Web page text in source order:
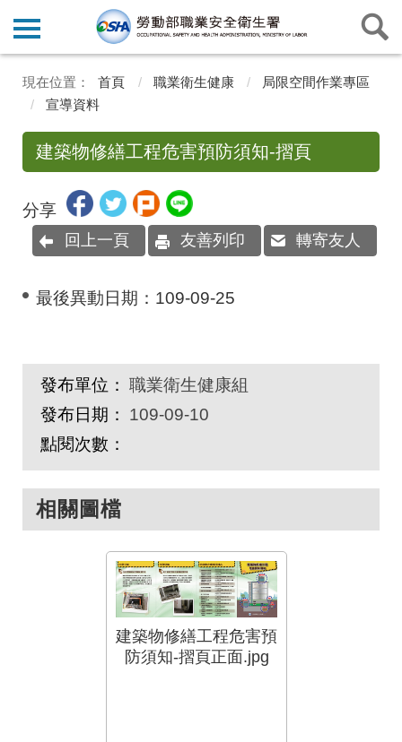
首頁 職業衛生健康
局限空間作業專區
宣導資料
建築物修繕工程危害預防須知-摺頁
分享
回上一頁 友善列印 轉寄友人
最後異動日期： 109-09-25
發布單位： 職業衛生健康組
發布日期：
109-09-10
點閱次數：
相關圖檔
建築物修繕工程危害預
防須知-摺頁正面.jpg